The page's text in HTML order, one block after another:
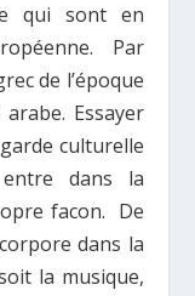
qui sont en
Par
de l’époque
Essayer
culturelle
dans la
facon. De
dans la
la musique,